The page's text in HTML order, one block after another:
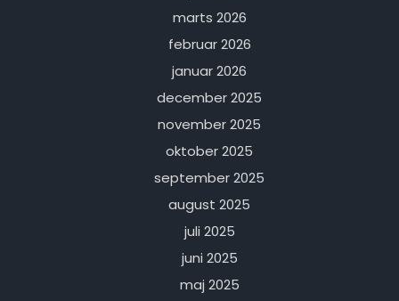
marts 2026
februar 2026
januar 2026
december 2025
november 2025
oktober 2025
september 2025
august 2025
juli 2025
juni 2025
maj 2025